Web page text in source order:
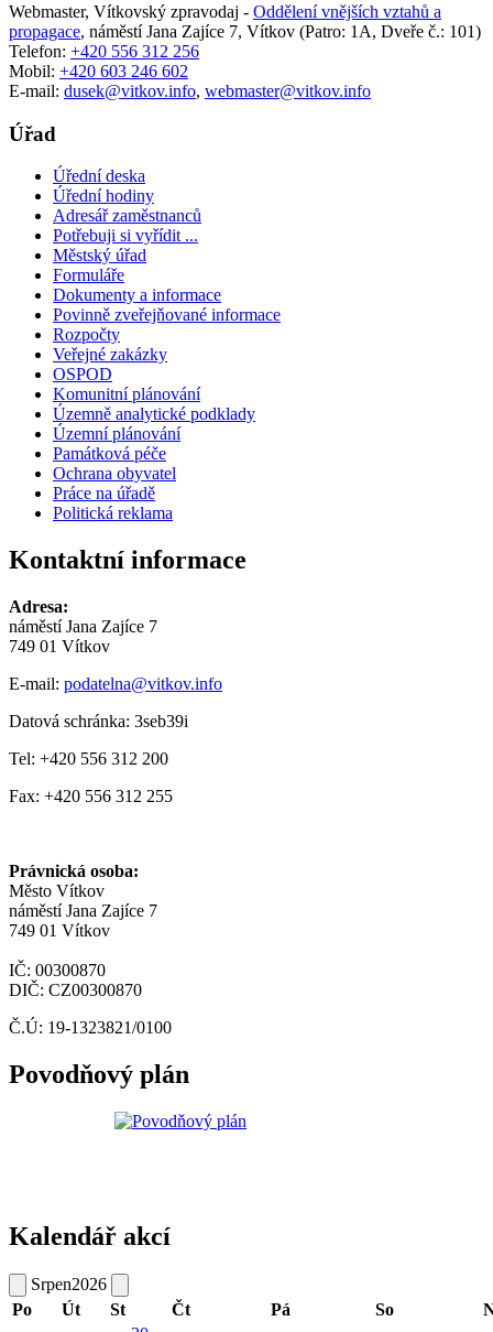
Webmaster, Vítkovský zpravodaj - Oddělení vnějších vztahů a
propagace, náměstí Jana Zajíce 7, Vítkov (Patro: 1A, Dveře č.: 101)
Telefon: +420 556 312 256
Mobil: +420 603 246 602
E-mail: dusek@vitkov.info, webmaster@vitkov.info
Úřad
Úřední deska
Úřední hodiny
Adresář zaměstnanců
Potřebuji si vyřídit ...
Městský úřad
Formuláře
Dokumenty a informace
Povinně zveřejňované informace
Rozpočty
Veřejné zakázky
OSPOD
Komunitní plánování
Územně analytické podklady
Územní plánování
Památková péče
Ochrana obyvatel
Práce na úřadě
Politická reklama
Kontaktní informace
Adresa:
náměstí Jana Zajíce 7
749 01 Vítkov
E-mail: podatelna@vitkov.info
Datová schránka: 3seb39i
Tel: +420 556 312 200
Fax: +420 556 312 255
Právnická osoba:
Město Vítkov
náměstí Jana Zajíce 7
749 01 Vítkov
IČ: 00300870
DIČ: CZ00300870
Č.Ú: 19-1323821/0100
Povodňový plán
Kalendář akcí
Srpen2026
Po
Út St Čt Pá So